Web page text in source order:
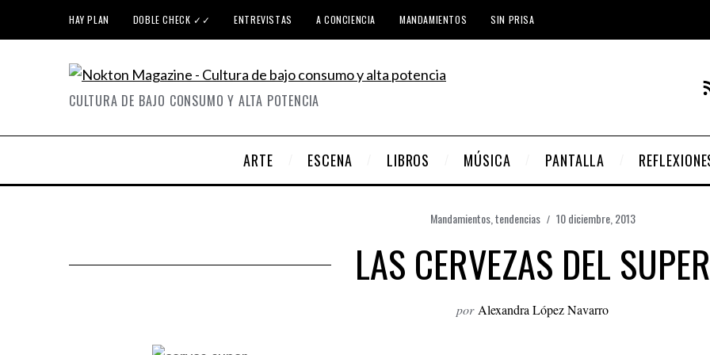
HAY PLAN DOBLE CHECK ✓✓ ENTREVISTAS A CONCIENCIA MANDAMIENTOS SIN PRISA
CULTURA DE BAJO CONSUMO Y ALTA POTENCIA
ARTE ESCENA LIBROS MÚSICA PANTALLA
Mandamientos, tendencias 10 diciembre, 2013
LAS CERVEZAS DEL SUPER
por Alexandra López Navarro